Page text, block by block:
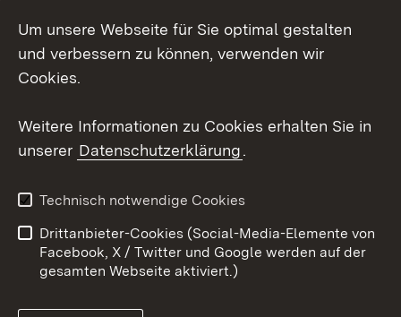
X / Twitter
Youtube
Kontakt
Datenschutz
Barrierefreiheit
Impressum Cookies
Um unsere Webseite für Sie optimal gestalten
und verbessern zu können, verwenden wir
Cookies.
Weitere Informationen zu Cookies erhalten Sie in
unserer Datenschutzerklärung.
Technisch notwendige Cookies
Drittanbieter-Cookies (Social-Media-Elemente von
Facebook, X / Twitter und Google werden auf der
gesamten Webseite aktiviert.)